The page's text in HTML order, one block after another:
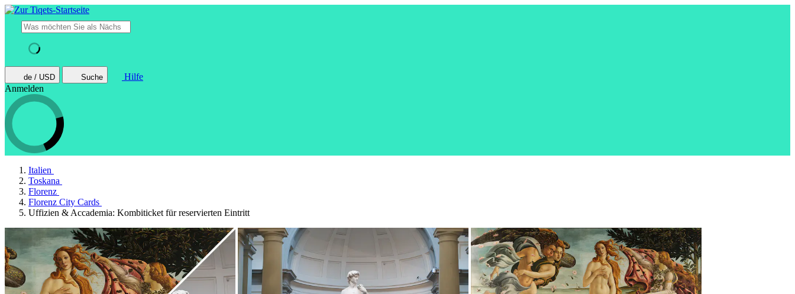
de / USD Suche
Hilfe
Anmelden
Italien
Toskana
Florenz
Florenz City Cards
Uffizien & Accademia: Kombiticket für reservierten Eintritt